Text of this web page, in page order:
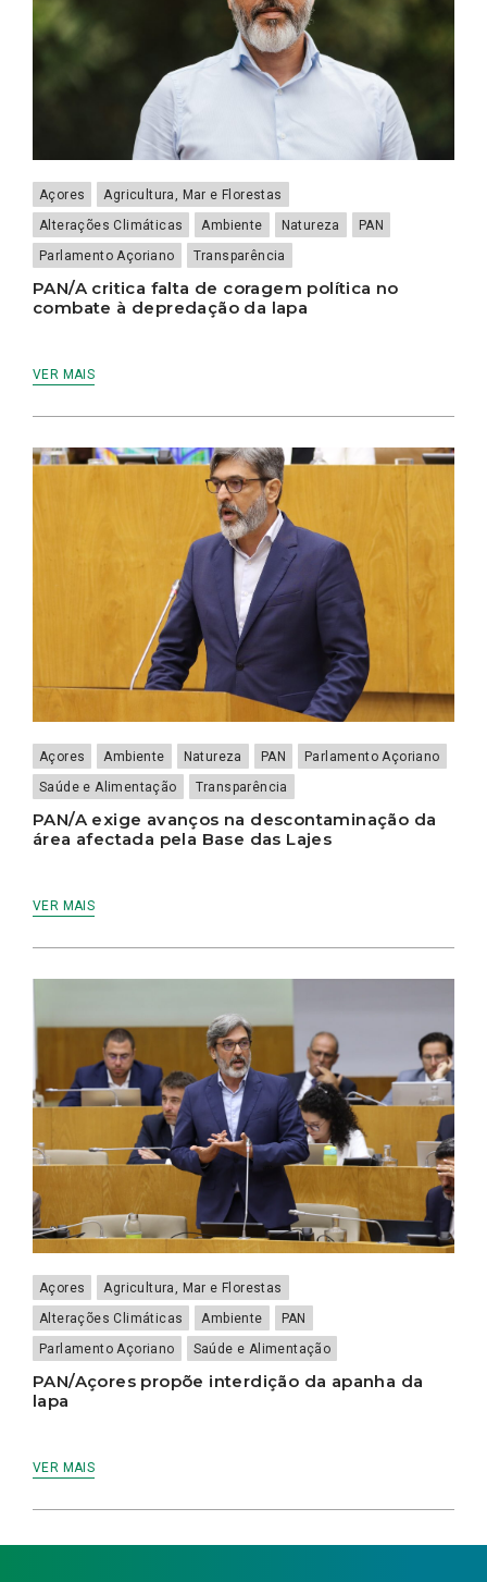
Açores
Agricultura, Mar e Florestas
Alterações Climáticas
Ambiente Natureza
PAN
Parlamento Açoriano
Transparência
PAN/A critica falta de coragem política no
combate à depredação da lapa
VER MAIS
Açores Ambiente Natureza PAN
Parlamento Açoriano
Saúde e Alimentação
Transparência
PAN/A exige avanços na descontaminação da
área afectada pela Base das Lajes
VER MAIS
Açores
Agricultura, Mar e Florestas
Alterações Climáticas
Ambiente
PAN
Parlamento Açoriano
Saúde e Alimentação
PAN/Açores propõe interdição da apanha da
lapa
VER MAIS